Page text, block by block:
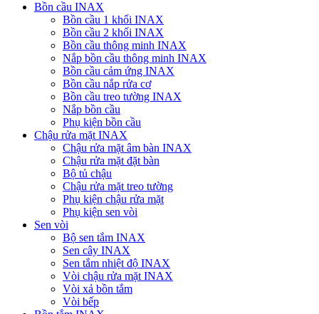
Bồn cầu INAX
Bồn cầu 1 khối INAX
Bồn cầu 2 khối INAX
Bồn cầu thông minh INAX
Nắp bồn cầu thông minh INAX
Bồn cầu cảm ứng INAX
Bồn cầu nắp rửa cơ
Bồn cầu treo tường INAX
Nắp bồn cầu
Phụ kiện bồn cầu
Chậu rửa mặt INAX
Chậu rửa mặt âm bàn INAX
Chậu rửa mặt đặt bàn
Bộ tủ chậu
Chậu rửa mặt treo tường
Phụ kiện chậu rửa mặt
Phụ kiện sen vòi
Sen vòi
Bộ sen tắm INAX
Sen cây INAX
Sen tắm nhiệt độ INAX
Vòi chậu rửa mặt INAX
Vòi xả bồn tắm
Vòi bếp